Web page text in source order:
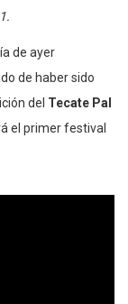
de ayer
de haber sido
del Tecate Pal
el primer festival